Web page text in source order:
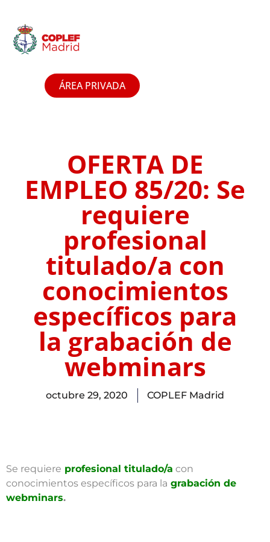
ÁREA PRIVADA
OFERTA DE
EMPLEO 85/20: Se
requiere
profesional
titulado/a con
conocimientos
específicos para
la grabación de
webminars
octubre 29, 2020 COPLEF Madrid
Se requiere profesional titulado/a con
conocimientos específicos para la grabación de
webminars.